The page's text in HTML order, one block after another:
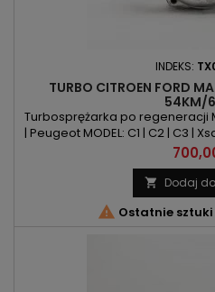
INDEKS:
TURBO CITROEN FORD
54KM/
Turbosprężarka po regeneracji
| Peugeot MODEL: C1 | C2 | C3 |
107 | 1007 | 206 | 207 | 307 KOD
DV4C | DV4D | DV4TD | F6JA |
1.4MZ-CD | 1.4 HDI MOC:
Cena
 Dodaj
 Ostatnie